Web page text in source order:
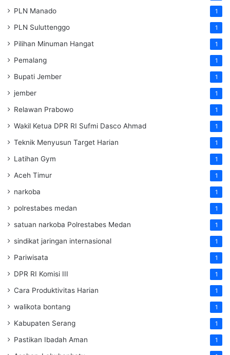
PLN Manado 1
PLN Suluttenggo 1
Pilihan Minuman Hangat 1
Pemalang 1
Bupati Jember 1
jember 1
Relawan Prabowo 1
Wakil Ketua DPR RI Sufmi Dasco Ahmad 1
Teknik Menyusun Target Harian 1
Latihan Gym 1
Aceh Timur 1
narkoba 1
polrestabes medan 1
satuan narkoba Polrestabes Medan 1
sindikat jaringan internasional 1
Pariwisata 1
DPR RI Komisi III 1
Cara Produktivitas Harian 1
walikota bontang 1
Kabupaten Serang 1
Pastikan Ibadah Aman 1